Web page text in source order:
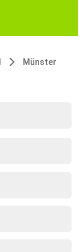
Münster